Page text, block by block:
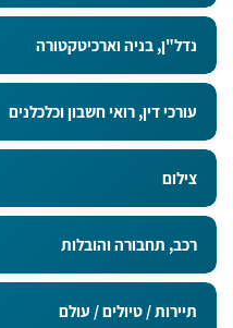
נדל"ן, בניה וארכיטקטורה
עורכי דין, רואי חשבון וכלכלנים
צילום
רכב, תחבורה והובלות
תיירות / טיולים / עולם